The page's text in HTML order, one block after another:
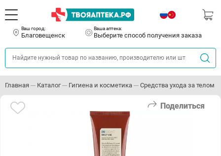
Ваш город:
Благовещенск
Ваша аптека:
Выберите способ получения заказа
Главная Каталог Гигиена и косметика Средства ухода за телом
Поделиться